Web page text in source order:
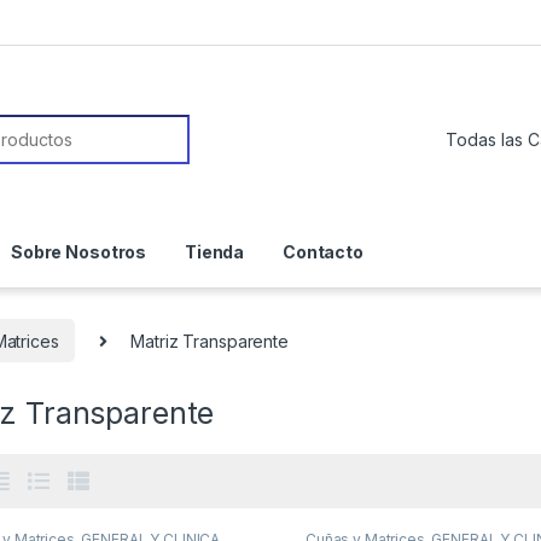
Sobre Nosotros Tienda Contacto
Matriz Transparente
Transparente